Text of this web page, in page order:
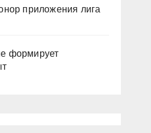
приложения лига
формирует